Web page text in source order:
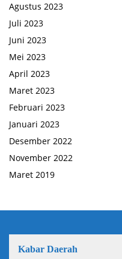
Agustus 2023
Juli 2023
Juni 2023
Mei 2023
April 2023
Maret 2023
Februari 2023
Januari 2023
Desember 2022
November 2022
Maret 2019
Kabar Daerah